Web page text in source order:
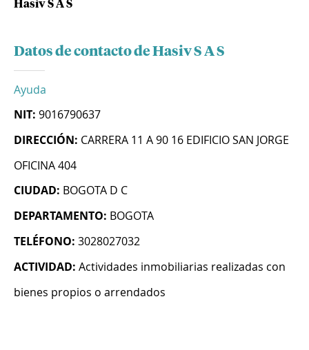
Hasiv S A S
Datos de contacto de Hasiv S A S
Ayuda
NIT: 9016790637
DIRECCIÓN: CARRERA 11 A 90 16 EDIFICIO SAN JORGE
OFICINA 404
CIUDAD: BOGOTA D C
DEPARTAMENTO: BOGOTA
TELÉFONO: 3028027032
ACTIVIDAD: Actividades inmobiliarias realizadas con
bienes propios o arrendados